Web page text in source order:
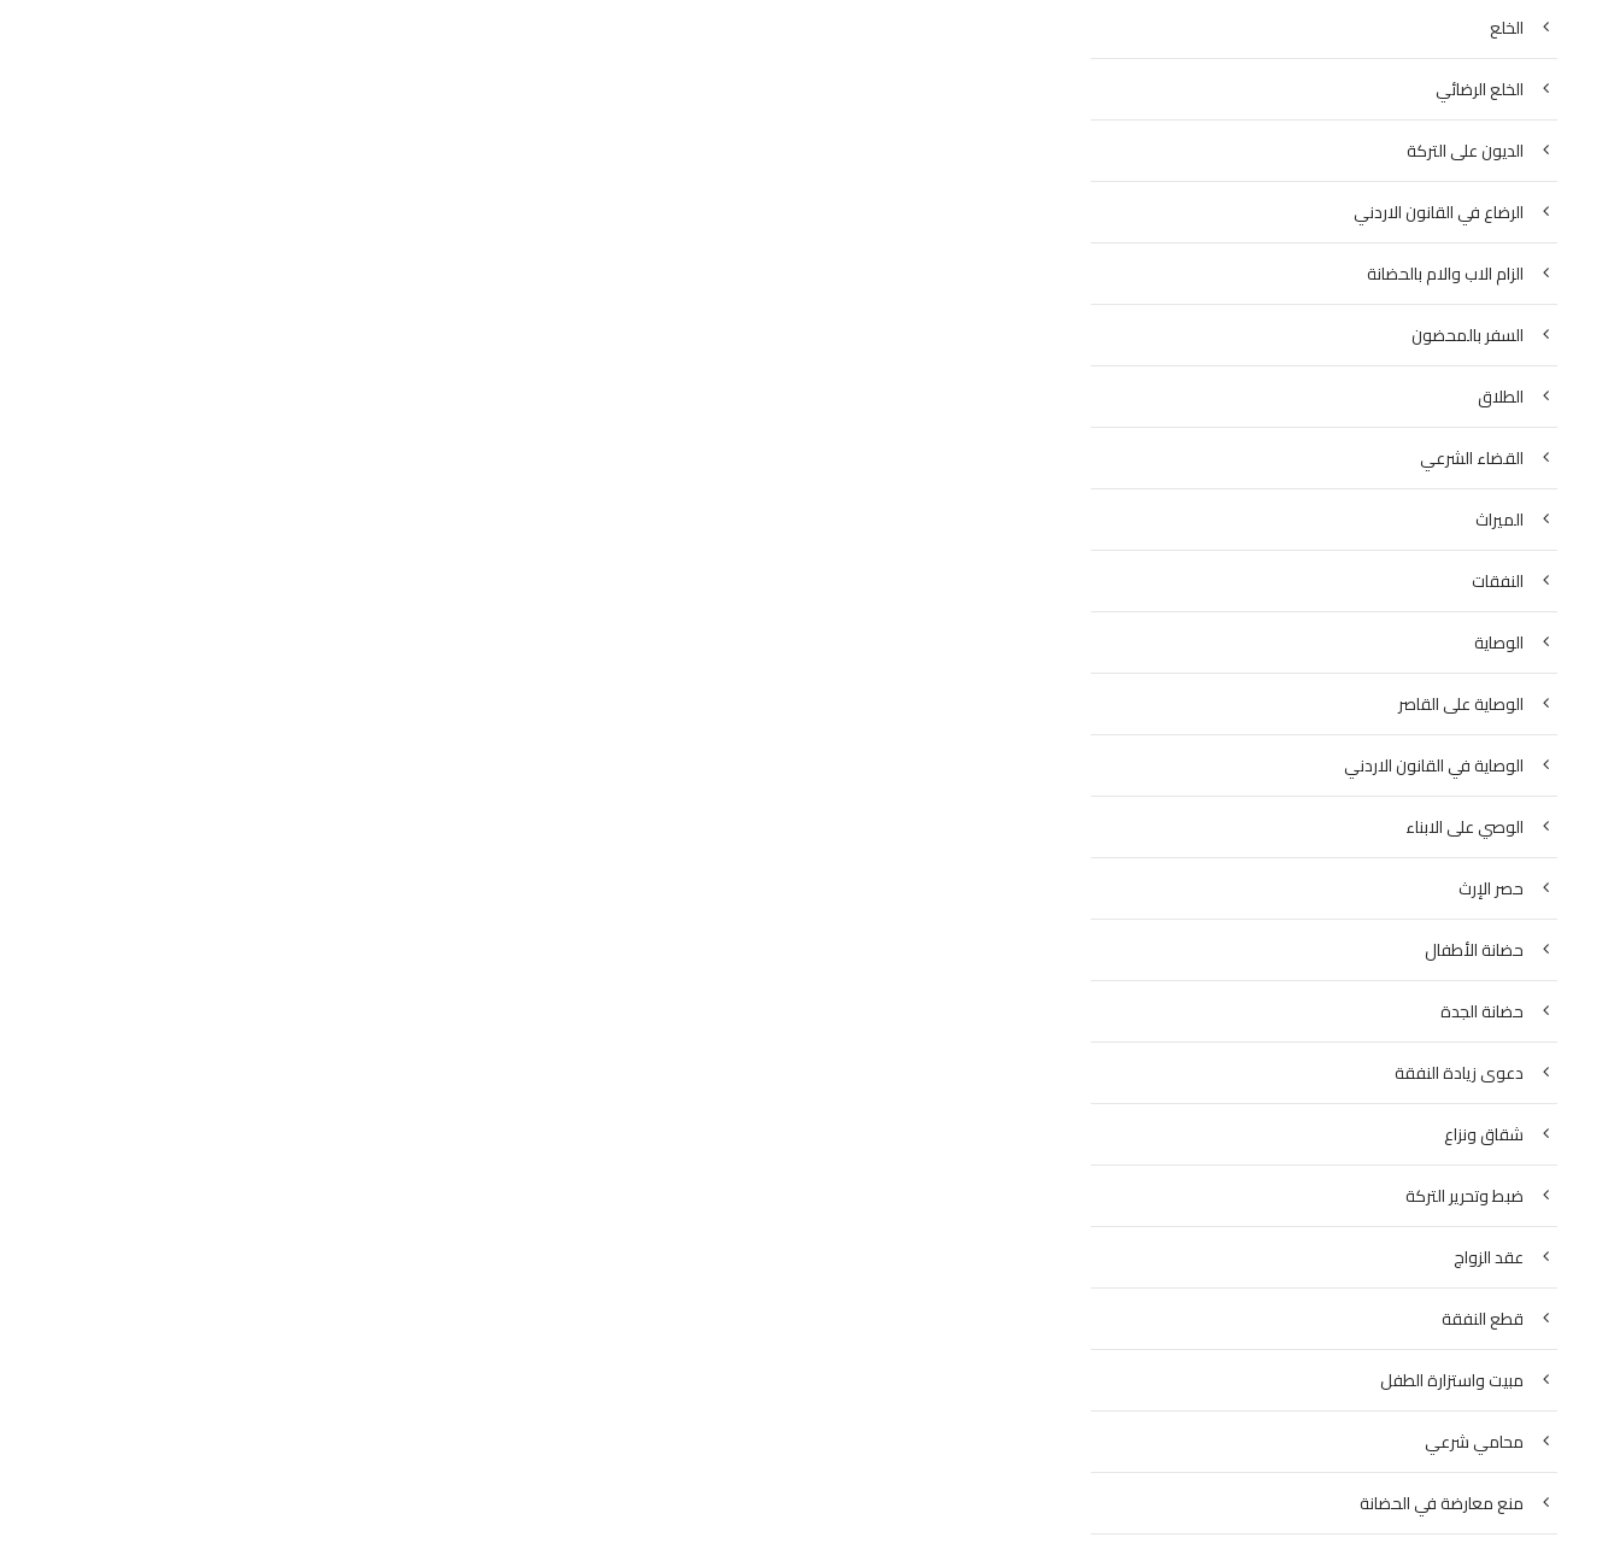
الخلع
الخلع الرضائي
الديون على التركة
الرضاع في القانون الاردني
الزام الاب والام بالحضانة
السفر بالمحضون
الطلاق
القضاء الشرعي
الميراث
النفقات
الوصاية
الوصاية على القاصر
الوصاية في القانون الاردني
الوصي على الابناء
حصر الإرث
حضانة الأطفال
حضانة الجدة
دعوى زيادة النفقة
شقاق ونزاع
ضبط وتحرير التركة
عقد الزواج
قطع النفقة
مبيت واستزارة الطفل
محامي شرعي
منع معارضة في الحضانة